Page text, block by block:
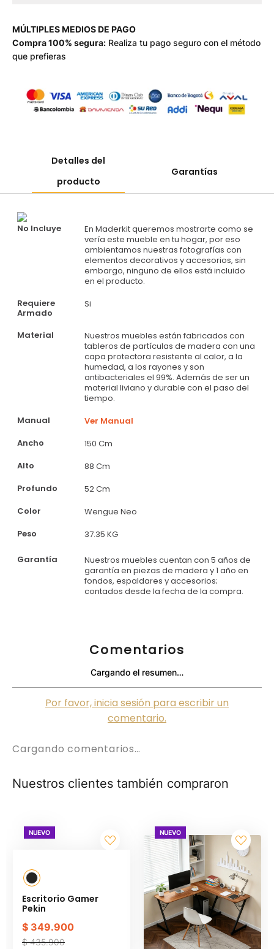
MÚLTIPLES MEDIOS DE PAGO
Compra 100% segura: Realiza tu pago seguro con el método
que prefieras
Detalles del
producto
Garantías
No Incluye
En Maderkit queremos mostrarte como se
vería este mueble en tu hogar, por eso
ambientamos nuestras fotografías con
elementos decorativos y accesorios, sin
embargo, ninguno de ellos está incluido
en el producto.
Requiere
Armado
Si
Material
Nuestros muebles están fabricados con
tableros de partículas de madera con una
capa protectora resistente al calor, a la
humedad, a los rayones y son
antibacteriales el 99%. Además de ser un
material liviano y durable con el paso del
tiempo.
Manual
Ver Manual
Ancho
150 Cm
Alto
88 Cm
Profundo
52 Cm
Color
Wengue Neo
Peso
37.35 KG
Garantía
Nuestros muebles cuentan con 5 años de
garantía en piezas de madera y 1 año en
fondos, espaldares y accesorios;
contados desde la fecha de la compra.
Comentarios
Cargando el resumen…
Por favor, inicia sesión para escribir un
comentario.
Cargando comentarios…
Nuestros clientes también compraron
NUEVO
Escritorio Gamer
Pekin
$ 435.900
$ 349.900
NUEVO